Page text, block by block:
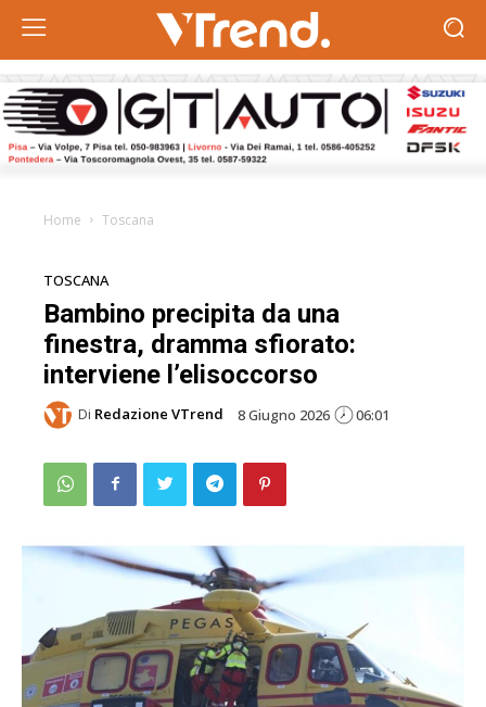
Home Toscana
TOSCANA
Bambino precipita da una
finestra, dramma sfiorato:
interviene l’elisoccorso
Di Redazione VTrend 8 Giugno 2026 06:01